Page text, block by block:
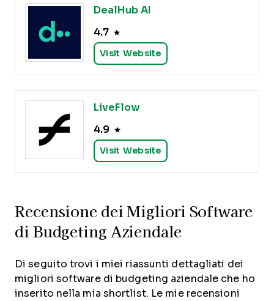
DealHub AI
4.7
Visit Website
LiveFlow
4.9
Visit Website
Recensione dei Migliori Software
di Budgeting Aziendale
Di seguito trovi i miei riassunti dettagliati dei
migliori software di budgeting aziendale che ho
inserito nella mia shortlist. Le mie recensioni